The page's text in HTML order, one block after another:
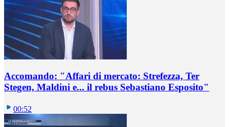
Accomando: "Affari di mercato: Strefezza, Ter
Stegen, Maldini e... il rebus Sebastiano Esposito"
00:52